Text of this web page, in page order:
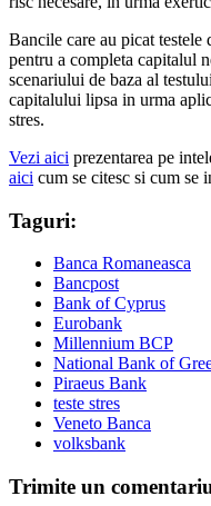
Bancile care au picat testele
pentru a completa capitalul
scenariului de baza al
capitalului lipsa in urma
stres.
Vezi aici prezentarea pe
aici cum se citesc si cum se
Taguri:
Banca Romaneasca
Bancpost
Bank of Cyprus
Eurobank
Millennium BCP
National Bank of
Piraeus Bank
teste stres
Veneto Banca
volksbank
Trimite un